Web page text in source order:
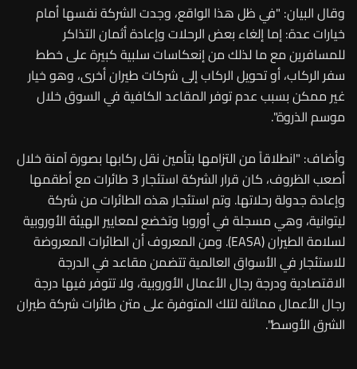
وقال البيان: "في ظل هذا الواقع، وجدت الشركة نفسها أمام
خيارات عدة: إما إلغاء بعض الرحلات وإعادة أثمان التذاكر
للمسافرين مع ما لذلك من إنعكاسات سلبية كبيرة على خطط
سفر الركاب، أو تحويل الركاب إلى شركات طيران أخرى، وهو خيار
غير ممكن بسبب عدم توفر المقاعد الكافية في السوق خلال
موسم الذروة".
وأضاف: "انطلاقاً من التزامها بتأمين نقل ركابها بصورة آمنة خلال
أصعب الظروف، كان قرار الشركة استئجار 3 طائرات مع أطقمها
وإعادة جدولة رحلاتها. وتم استئجار هذه الطائرات من شركة
ليتوانية، وهي مسجلة في أوروبا وتخضع لمعايير الهيئة الأوروبية
لسلامة الطيران (EASA). ومن المعروف أن الطائرات المعروضة
للاستئجار في الأسواق العالمية تتضمن مقاعد في الدرجة
الاقتصادية ودرجة رجال الأعمال الأوروبية، ولا تتوفر فيها درجة
رجال الأعمال مماثلة لتلك المتوفرة على متن طائرات شركة طيران
الشرق الأوسط".